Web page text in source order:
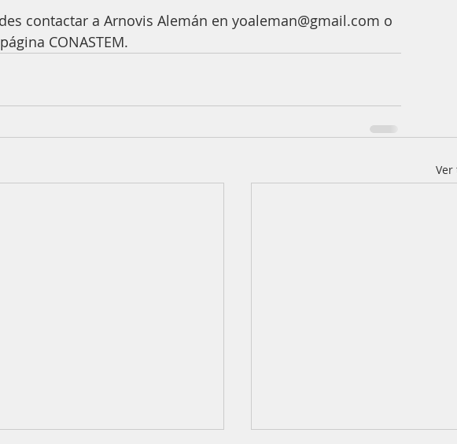
contactar a Arnovis Alemán en yoaleman@gmail.com o
CONASTEM.
Ver